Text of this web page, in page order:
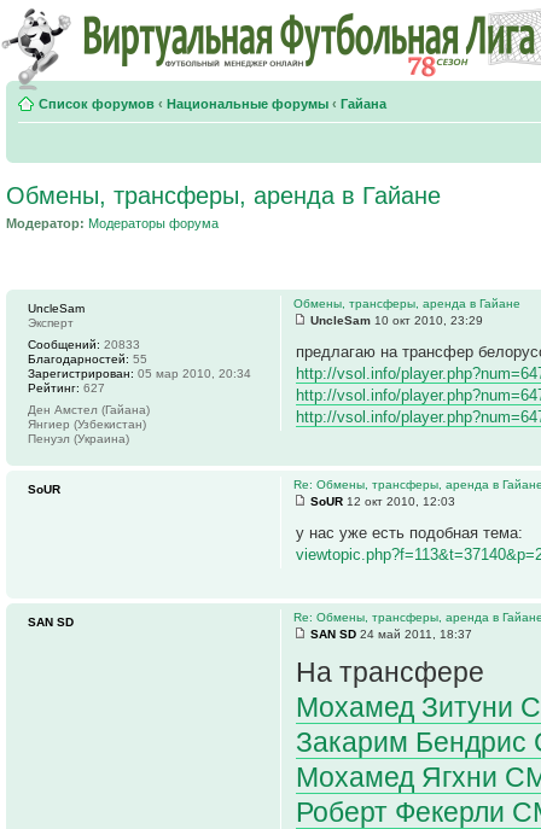
Список форумов ‹ Национальные форумы ‹ Гайана
Обмены, трансферы, аренда в Гайане
Модератор: Модераторы форума
Обмены, трансферы, аренда в Гайане
UncleSam 10 окт 2010, 23:29
предлагаю на трансфер
http://vsol.info/
http://vsol.info/
http://vsol.info/
UncleSam
Эксперт
Сообщений: 20833
Благодарностей: 55
Зарегистрирован: 05 мар 2010, 20:34
Рейтинг: 627
Ден Амстел (Гайана)
Янгиер (Узбекистан)
Пенуэл (Украина)
Re: Обмены, трансферы, аренда в
SoUR 12 окт 2010, 12:03
у нас уже есть подобная тема:
SoUR
Re: Обмены, трансферы, аренда в
SAN SD 24 май 2011, 18:37
На трансфере
Мохамед Зитуни
Закарим Бендрис
Мохамед Ягхни
Роберт Фекерли
SAN SD